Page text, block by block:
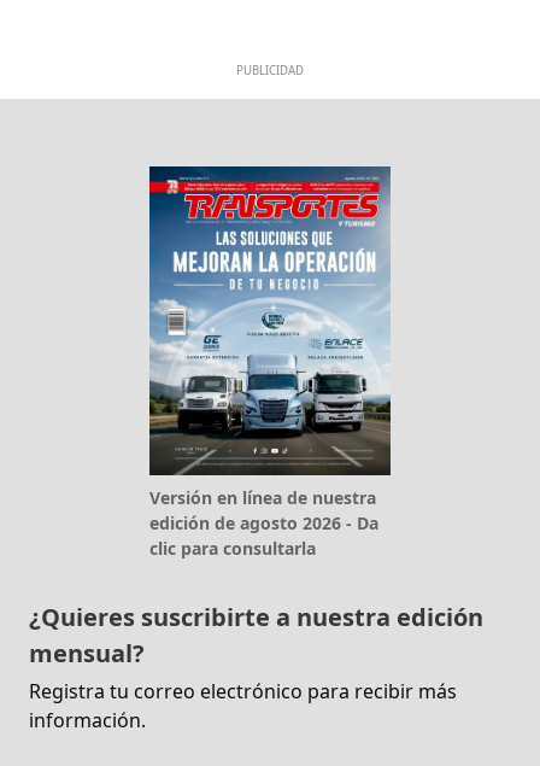
PUBLICIDAD
Versión en línea de nuestra
edición de agosto 2026 - Da
clic para consultarla
¿Quieres suscribirte a nuestra edición
mensual?
Registra tu correo electrónico para recibir más
información.